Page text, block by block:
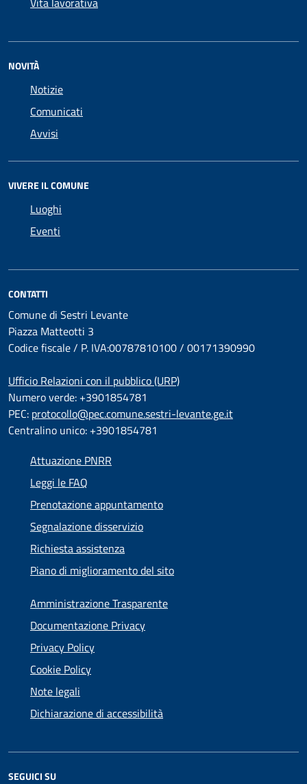
NOVITÀ
Notizie
Comunicati
Avvisi
VIVERE IL COMUNE
Luoghi
Eventi
CONTATTI
Comune di Sestri Levante
Piazza Matteotti 3
Codice fiscale / P. IVA:00787810100 / 00171390990
Ufficio Relazioni con il pubblico (URP)
Numero verde: +3901854781
PEC: protocollo@pec.comune.sestri-levante.ge.it
Centralino unico: +3901854781
Attuazione PNRR
Leggi le FAQ
Prenotazione appuntamento
Segnalazione disservizio
Richiesta assistenza
Piano di miglioramento del sito
Amministrazione Trasparente
Documentazione Privacy
Privacy Policy
Cookie Policy
Note legali
Dichiarazione di accessibilità
SEGUICI SU